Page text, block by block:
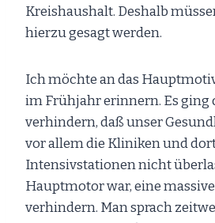
Kreishaushalt. Deshalb
hierzu gesagt werden.
Ich möchte an das
im Frühjahr erinnern. Es ging
verhindern, daß unser
vor allem die Kliniken und
Intensivstationen nicht
Hauptmotor war, eine
verhindern. Man sprach